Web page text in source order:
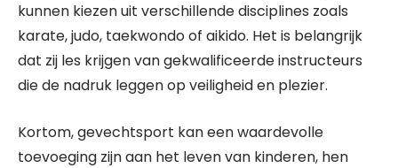
kunnen kiezen uit verschillende disciplines zoals
karate, judo, taekwondo of aikido. Het is belangrijk
dat zij les krijgen van gekwalificeerde instructeurs
die de nadruk leggen op veiligheid en plezier.
Kortom, gevechtsport kan een waardevolle
toevoeging zijn aan het leven van kinderen, hen